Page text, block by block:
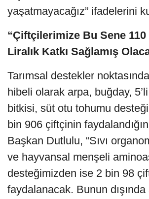
yaşatmayacağız” ifadelerini
“Çiftçilerimize Bu Sene
Liralık Katkı Sağlamış
Tarımsal destekler
hibeli olarak arpa, buğday, 5’li
bitkisi, süt otu tohumu
bin 906 çiftçinin
Başkan Dutlulu, “Sıvı
ve hayvansal menşeli
desteğimizden ise 2 bin 98
faydalanacak. Bunun